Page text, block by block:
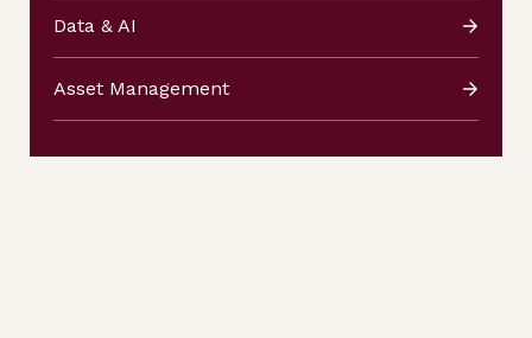
Data & AI
Asset Management